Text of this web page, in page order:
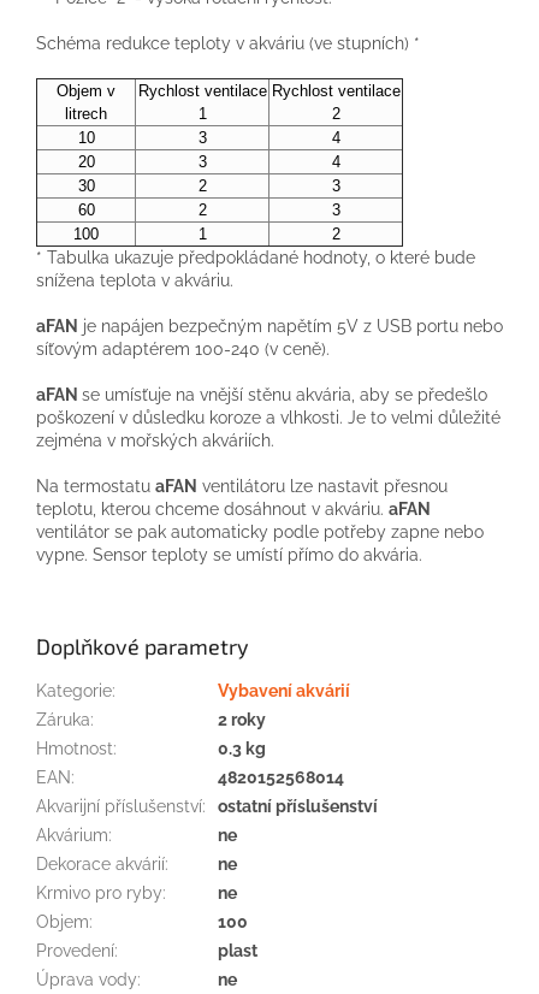
Schéma redukce teploty v akváriu (ve stupních) *
Objem v
litrech
Rychlost ventilace
1
Rychlost ventilace
2
10
3
4
20
3
4
30
2
3
60
2
3
100
1 2
* Tabulka ukazuje předpokládané hodnoty, o které bude
snížena teplota v akváriu.
aFAN je napájen bezpečným napětím 5V z USB portu nebo
síťovým adaptérem 100-240 (v ceně).
aFAN se umísťuje na vnější stěnu akvária, aby se předešlo
poškození v důsledku koroze a vlhkosti. Je to velmi důležité
zejména v mořských akváriích.
Na termostatu aFAN ventilátoru lze nastavit přesnou
teplotu, kterou chceme dosáhnout v akváriu. aFAN
ventilátor se pak automaticky podle potřeby zapne nebo
vypne. Sensor teploty se umístí přímo do akvária.
Doplňkové parametry
Kategorie:
Vybavení akvárií
Záruka:
2 roky
Hmotnost:
0.3 kg
EAN:
4820152568014
Akvarijní příslušenství:
ostatní příslušenství
Akvárium:
ne
Dekorace akvárií:
ne
Krmivo pro ryby:
ne
Objem:
100
Provedení:
plast
Úprava vody: ne